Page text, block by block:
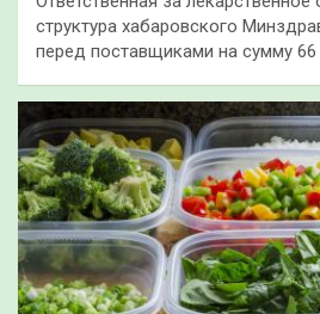
структура хабаровского
перед поставщиками на сумму 66